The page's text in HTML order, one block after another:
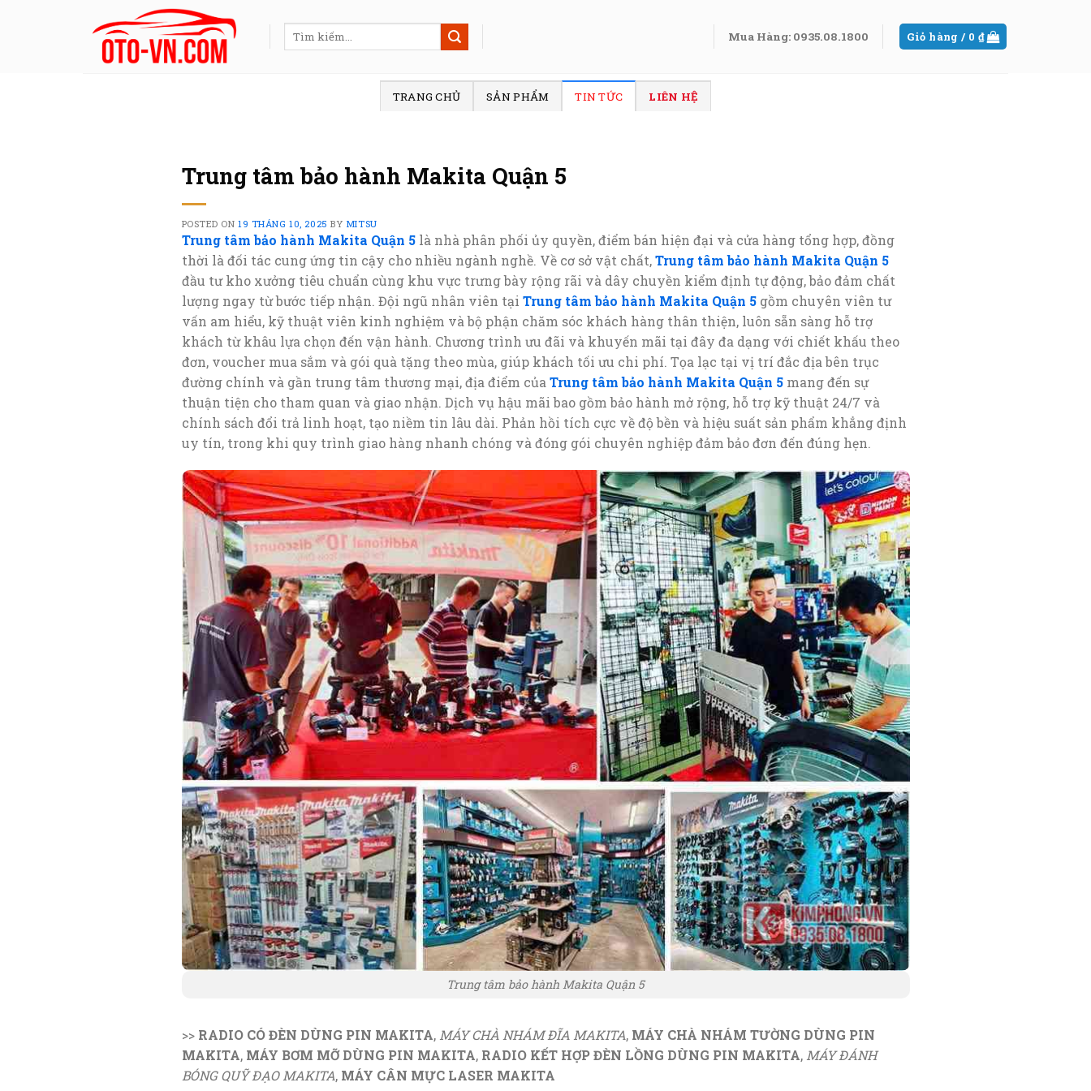
Tìm
kiếm:
Mua Hàng: 0935.08.1800 Giỏ hàng / 0 ₫
TRANG CHỦ SẢN PHẨM TIN TỨC LIÊN HỆ
Trung tâm bảo hành Makita Quận 5
POSTED ON19 THÁNG 10, 2025 BY MITSU
Trung tâm bảo hành Makita Quận 5là nhà phân phối ủy quyền, điểm bán hiện đại và cửa hàng tổng hợp, đồng
thời là đối tác cung ứng tin cậy cho nhiều ngành nghề. Về cơ sở vật chất,Trung tâm bảo hành Makita Quận 5
đầu tư kho xưởng tiêu chuẩn cùng khu vực trưng bày rộng rãi và dây chuyền kiểm định tự động, bảo đảm chất
lượng ngay từ bước tiếp nhận. Đội ngũ nhân viên tại Trung tâm bảo hành Makita Quận 5gồm chuyên viên tư
vấn am hiểu, kỹ thuật viên kinh nghiệm và bộ phận chăm sóc khách hàng thân thiện, luôn sẵn sàng hỗ trợ
khách từ khâu lựa chọn đến vận hành. Chương trình ưu đãi và khuyến mãi tại đây đa dạng với chiết khấu theo
đơn, voucher mua sắm và gói quà tặng theo mùa, giúp khách tối ưu chi phí. Tọa lạc tại vị trí đắc địa bên trục
đường chính và gần trung tâm thương mại, địa điểm của Trung tâm bảo hành Makita Quận 5mang đến sự
thuận tiện cho tham quan và giao nhận. Dịch vụ hậu mãi bao gồm bảo hành mở rộng, hỗ trợ kỹ thuật 24/7 và
chính sách đổi trả linh hoạt, tạo niềm tin lâu dài. Phản hồi tích cực về độ bền và hiệu suất sản phẩm khẳng định
uy tín, trong khi quy trình giao hàng nhanh chóng và đóng gói chuyên nghiệp đảm bảo đơn đến đúng hẹn.
Trung tâm bảo hành Makita Quận 5
>> RADIO CÓ ĐÈN DÙNG PIN MAKITA, MÁY CHÀ NHÁM ĐĨA MAKITA, MÁY CHÀ NHÁM TƯỜNG DÙNG PIN
MAKITA, MÁY BƠM MỠ DÙNG PIN MAKITA, RADIO KẾT HỢP ĐÈN LỒNG DÙNG PIN MAKITA, MÁY ĐÁNH
BÓNG QUỸ ĐẠO MAKITA, MÁY CÂN MỰC LASER MAKITA